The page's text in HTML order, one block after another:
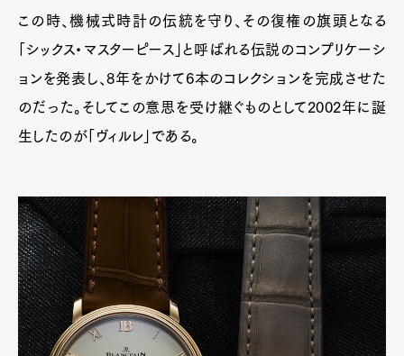
Pen international Pen tw
この時、機械式時計の伝統を守り、その復権の旗頭となる
「シックス・マスターピース」と呼ばれる伝説のコンプリケーシ
ョンを発表し、8年をかけて6本のコレクションを完成させた
のだった。そしてこの意思を受け継ぐものとして2002年に誕
生したのが「ヴィルレ」である。